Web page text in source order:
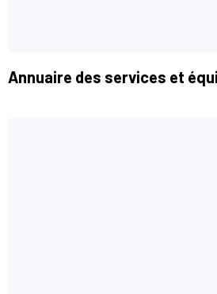
Annuaire des services et